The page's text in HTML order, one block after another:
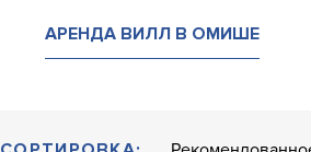
АРЕНДА ВИЛЛ В ОМИШЕ